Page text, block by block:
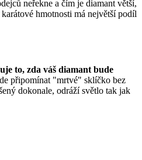
neřekne a čím je diamant větší,
hmotnosti má největší podíl
to, zda váš diamant bude
připomínat "mrtvé" sklíčko bez
dokonale, odráží světlo tak jak